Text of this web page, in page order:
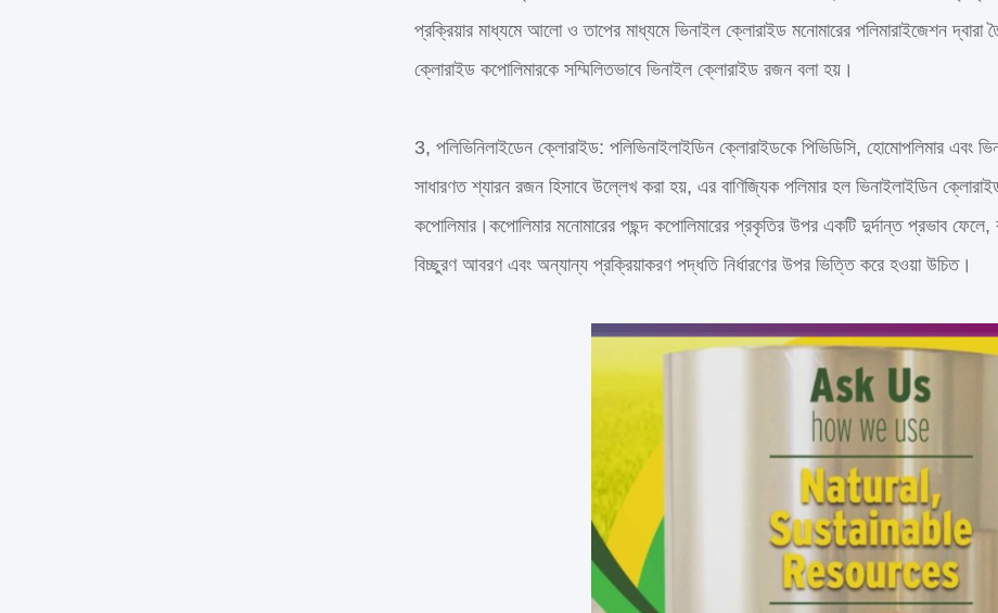
প্রক্রিয়ার মাধ্যমে আলো ও তাপের মাধ্যমে ভিনাইল ক্লোরাইড মনোমারের পলিমারাইজেশন
ক্লোরাইড কপোলিমারকে সম্মিলিতভাবে ভিনাইল ক্লোরাইড রজন বলা হয়।
3, পলিভিনিলাইডেন ক্লোরাইড: পলিভিনাইলাইডিন ক্লোরাইডকে পিভিডিসি, হোমোপলিমার এবং
সাধারণত শ্যারন রজন হিসাবে উল্লেখ করা হয়, এর বাণিজ্যিক পলিমার হল ভিনাইলাইডিন
কপোলিমার।কপোলিমার মনোমারের পছন্দ কপোলিমারের প্রকৃতির উপর একটি দুর্দান্ত প্রভাব
বিচ্ছুরণ আবরণ এবং অন্যান্য প্রক্রিয়াকরণ পদ্ধতি নির্ধারণের উপর ভিত্তি করে হওয়া উচিত।